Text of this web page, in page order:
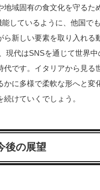
地域固有の食文化を守るた
しているように、他国で
ら新しい要素を取り入れる
現代はSNSを通じて世界
代です。イタリアから見る
に多様で柔軟な形へと変
けていくでしょう。
後の展望